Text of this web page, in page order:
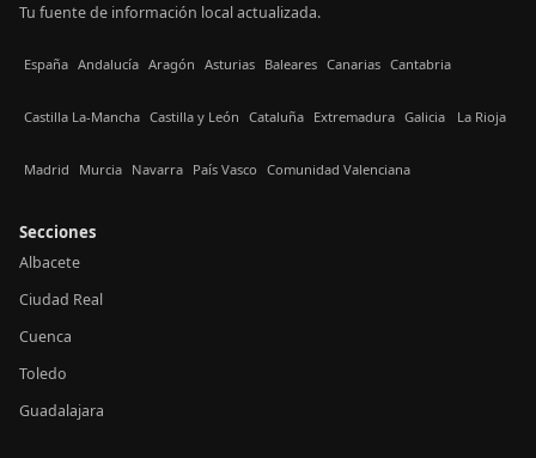
Tu fuente de información local actualizada.
España Andalucía Aragón Asturias Baleares Canarias Cantabria
Castilla La-Mancha Castilla y León Cataluña Extremadura Galicia La Rioja
Madrid Murcia Navarra País Vasco Comunidad Valenciana
Secciones
Albacete
Ciudad Real
Cuenca
Toledo
Guadalajara